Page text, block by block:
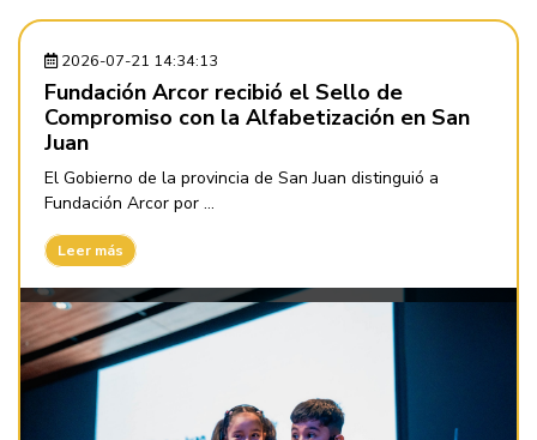
2026-07-21 14:34:13
Fundación Arcor recibió el Sello de
Compromiso con la Alfabetización en San
Juan
El Gobierno de la provincia de San Juan distinguió a
Fundación Arcor por ...
Leer más